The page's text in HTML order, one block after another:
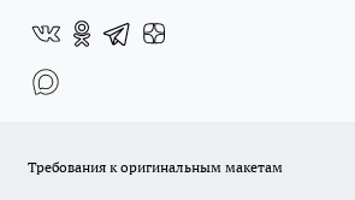
Требования к оригинальным макетам